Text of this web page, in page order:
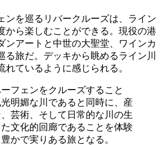
ンを巡るリバークルーズは、ライン
から楽しむことができる。現役の港
ンアートと中世の大聖堂、ワインカ
る旅だ。デッキから眺めるライン川
ているように感じられる。
フェンをクルーズすること
明媚な川であると同時に、産
芸術、そして日常的な川の生
文化的回廊であることを体験
かで実りある旅となる。